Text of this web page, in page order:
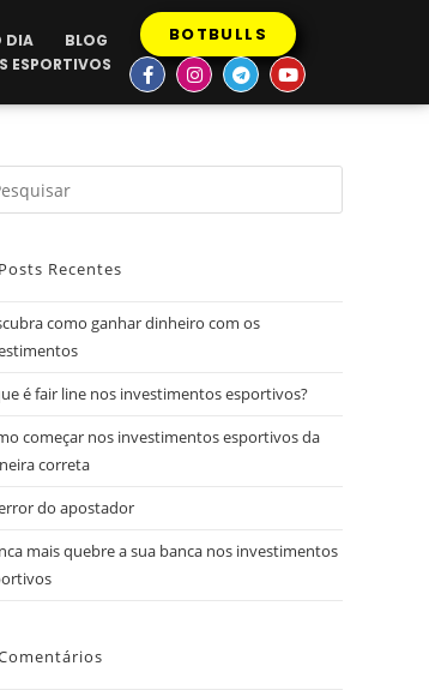
DIA
BLOG
ESPORTIVOS
BOTBULLS
Posts Recentes
como ganhar dinheiro com os
é fair line nos investimentos esportivos?
começar nos investimentos esportivos da
correta
do apostador
mais quebre a sua banca nos investimentos